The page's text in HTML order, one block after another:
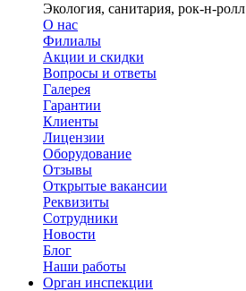
Экология, санитария, рок-н-ролл
О нас
Филиалы
Акции и скидки
Вопросы и ответы
Галерея
Гарантии
Клиенты
Лицензии
Оборудование
Отзывы
Открытые вакансии
Реквизиты
Сотрудники
Новости
Блог
Наши работы
Орган инспекции